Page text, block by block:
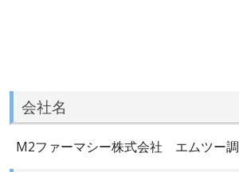
会社名
M2ファーマシー株式会社 エムツー